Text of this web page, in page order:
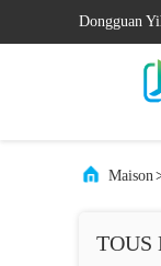
Dongguan
Maison
TOUS